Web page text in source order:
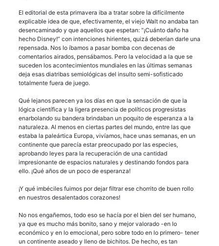
El editorial de esta primavera iba a tratar sobre la difícilmente
explicable idea de que, efectivamente, el viejo Walt no andaba tan
desencaminado y que aquellos que espetan: “¡Cuánto daño ha
hecho Disney!” con intenciones hirientes, quizá deberían darle una
repensada. Nos lo íbamos a pasar bomba con decenas de
comentarios airados, pensábamos. Pero la velocidad a la que se
suceden los acontecimientos mundiales en las últimas semanas
deja esas diatribas semiológicas del insulto semi-sofisticado
totalmente fuera de juego.
Qué lejanos parecen ya los días en que la sensación de que la
lógica científica y la ligera presencia de políticos progresistas
enarbolando su bandera brindaban un poquito de esperanza a la
naturaleza. Al menos en ciertas partes del mundo, entre las que
estaba la paleártica Europa, vivíamos, hace unas semanas, en un
continente que parecía estar preocupado por las especies,
aprobando leyes para la recuperación de una cantidad
impresionante de espacios naturales y destinando fondos para
ello. ¡Qué años de un poco de esperanza!
¡Y qué imbéciles fuimos por dejar filtrar ese chorrito de buen rollo
en nuestros desalentados corazones!
No nos engañemos, todo eso se hacía por el bien del ser humano,
ya que es mucho más bonito, sano y mejor valorado -en lo
económico y en lo emocional, pero sobre todo en lo primero- tener
un continente aseado y lleno de bichitos. De hecho, es tan